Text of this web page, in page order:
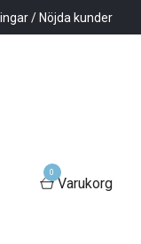
/ Nöjda kunder
0
Varukorg